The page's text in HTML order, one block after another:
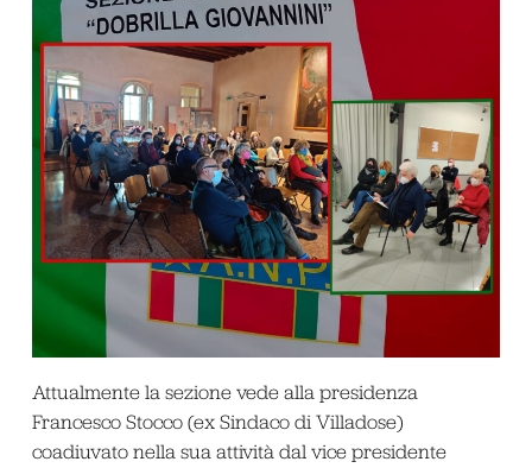
Attualmente la sezione vede alla presidenza
Francesco Stocco (ex Sindaco di Villadose)
coadiuvato nella sua attività dal vice presidente